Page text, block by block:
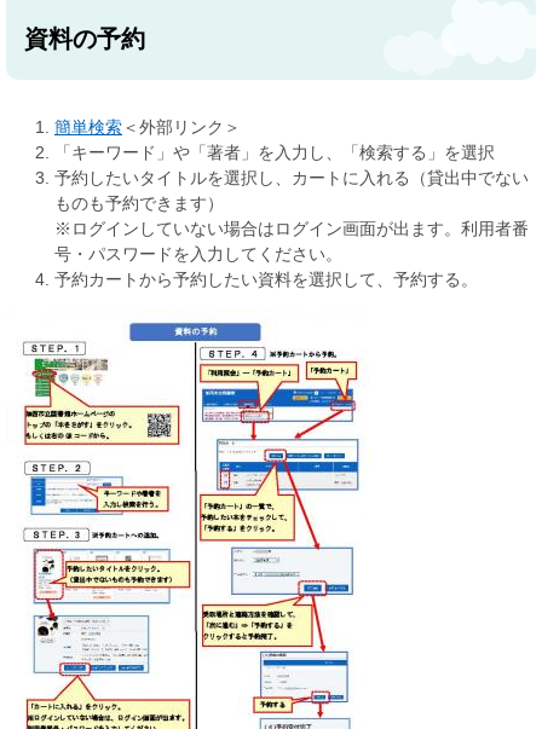
資料の予約
簡単検索＜外部リンク＞
「キーワード」や「著者」を入力し、「検索する」を選択
予約したいタイトルを選択し、カートに入れる（貸出中でない
ものも予約できます）
※ログインしていない場合はログイン画面が出ます。利用者番
号・パスワードを入力してください。
予約カートから予約したい資料を選択して、予約する。